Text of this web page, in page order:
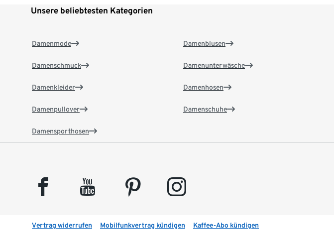
Unsere beliebtesten Kategorien
Damenmode
Damenschmuck
Damenkleider
Damenpullover
Damensporthosen
Damenblusen
Damenunterwäsche
Damenhosen
Damenschuhe
facebook youtube pinterest instagram
Vertrag widerrufen Mobilfunkvertrag kündigen Kaffee-Abo kündigen